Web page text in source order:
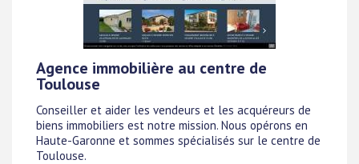
Agence immobilière au centre de
Toulouse
Conseiller et aider les vendeurs et les acquéreurs de
biens immobiliers est notre mission. Nous opérons en
Haute-Garonne et sommes spécialisés sur le centre de
Toulouse.